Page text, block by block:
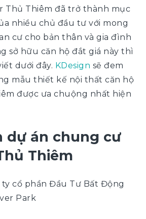
Thủ Thiêm đã trở thành mục
nhiều chủ đầu tư với mong
cư cho bản thân và gia đình
sở hữu căn hộ đắt giá này thì
dưới đây. KDesign sẽ đem
mẫu thiết kế nội thất căn hộ
được ưa chuộng nhất hiện
dự án chung cư
Thiêm
cổ phần Đầu Tư Bất Động
Park